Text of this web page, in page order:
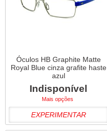
Óculos HB Graphite Matte
Royal Blue cinza grafite haste
azul
Indisponível
Mais opções
EXPERIMENTAR